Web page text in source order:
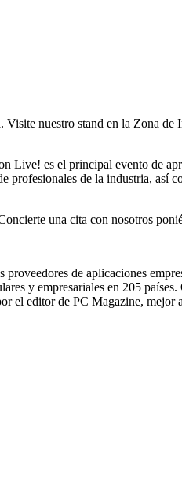
nuestro stand en la Zona
es el principal evento de
de la industria, así
una cita con nosotros
de aplicaciones
y empresariales en 205
el editor de PC Magazine,